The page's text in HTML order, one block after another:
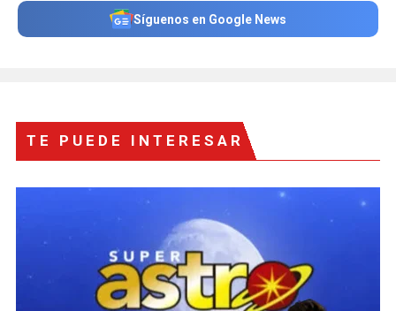
Síguenos en Google News
TE PUEDE INTERESAR